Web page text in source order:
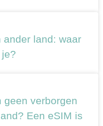
land: waar
geen verborgen
Een eSIM is